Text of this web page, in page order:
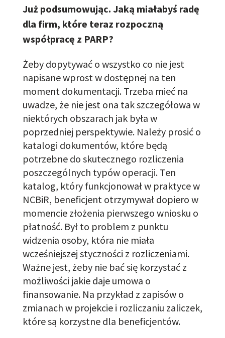
Już podsumowując. Jaką miałabyś radę
dla firm, które teraz rozpoczną
współpracę z PARP?
Żeby dopytywać o wszystko co nie jest
napisane wprost w dostępnej na ten
moment dokumentacji. Trzeba mieć na
uwadze, że nie jest ona tak szczegółowa w
niektórych obszarach jak była w
poprzedniej perspektywie. Należy prosić o
katalogi dokumentów, które będą
potrzebne do skutecznego rozliczenia
poszczególnych typów operacji. Ten
katalog, który funkcjonował w praktyce w
NCBiR, beneficjent otrzymywałdopiero w
momencie złożenia pierwszego wniosku o
płatność. Był to problem z punktu
widzenia osoby, która nie miała
wcześniejszej styczności z rozliczeniami.
Ważne jest, żeby nie bać się korzystać z
możliwości jakie daje umowa o
finansowanie.Na przykład z zapisów o
zmianach w projekciei rozliczaniu zaliczek,
które są korzystne dla beneficjentów.